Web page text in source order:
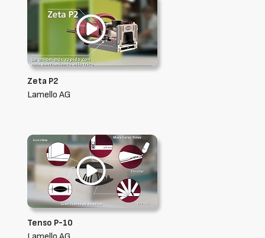
Zeta P2
Lamello AG
Tenso P-10